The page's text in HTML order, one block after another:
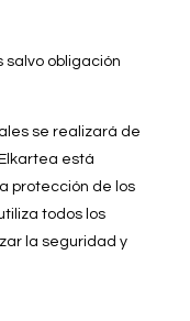
salvo obligación
se realizará de
está
protección de los
todos los
la seguridad y